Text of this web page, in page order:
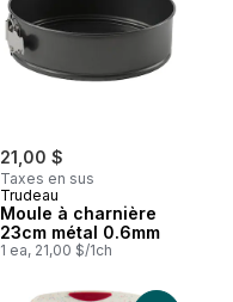
21,00 $
Taxes en sus
Trudeau
Moule à charnière
23cm métal 0.6mm
1 ea, 21,00 $/1ch